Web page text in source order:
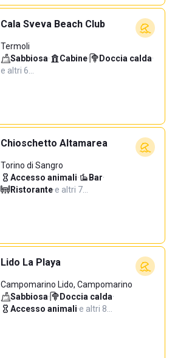
Cala Sveva Beach Club
Termoli
Sabbiosa· Cabine· Doccia calda·
e altri 6…
Chioschetto Altamarea
Torino di Sangro
Accesso animali· Bar·
Ristorante·e altri 7…
Lido La Playa
Campomarino Lido, Campomarino
Sabbiosa· Doccia calda·
Accesso animali·e altri 8…